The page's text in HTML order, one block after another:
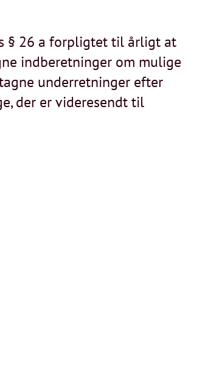
§ 26 a forpligtet til årligt at
indberetninger om mulige
underretninger efter
der er videresendt til